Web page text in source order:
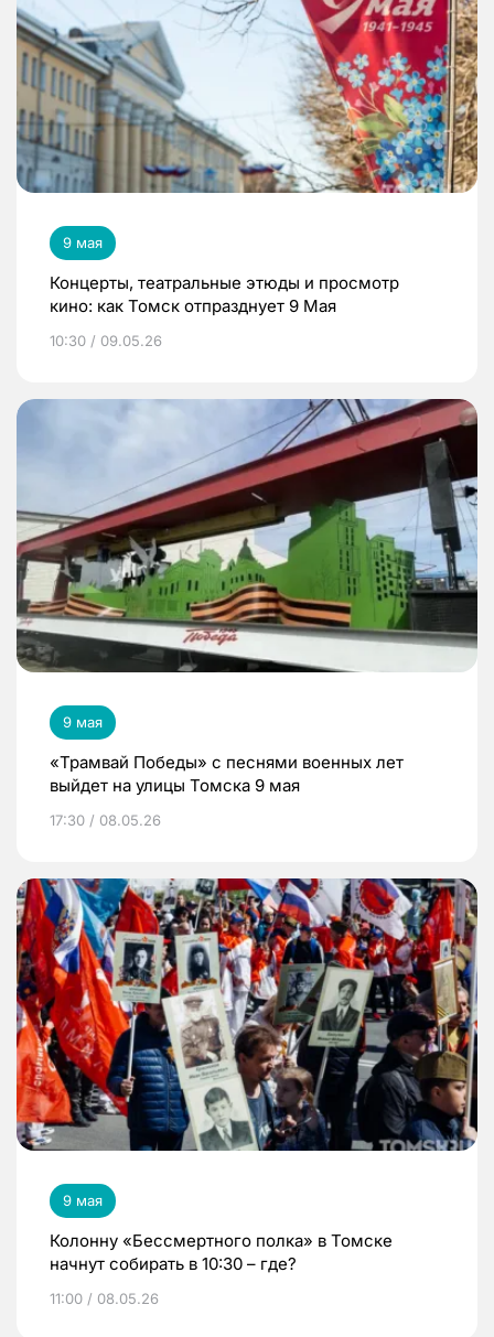
9 мая
Концерты, театральные этюды и просмотр
кино: как Томск отпразднует 9 Мая
10:30 / 09.05.26
9 мая
«Трамвай Победы» с песнями военных лет
выйдет на улицы Томска 9 мая
17:30 / 08.05.26
9 мая
Колонну «Бессмертного полка» в Томске
начнут собирать в 10:30 – где?
11:00 / 08.05.26